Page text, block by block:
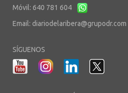
Móvil: 640 781 604
Email: diariodelaribera@grupodr.com
SÍGUENOS